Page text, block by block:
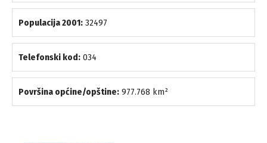
Populacija 2001: 32497
Telefonski kod: 034
Površina općine/opštine: 977.768 km²